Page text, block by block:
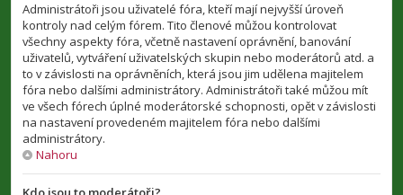
Administrátoři jsou uživatelé fóra, kteří mají nejvyšší úroveň
kontroly nad celým fórem. Tito členové můžou kontrolovat
všechny aspekty fóra, včetně nastavení oprávnění, banování
uživatelů, vytváření uživatelských skupin nebo moderátorů atd. a
to v závislosti na oprávněních, která jsou jim udělena majitelem
fóra nebo dalšími administrátory. Administrátoři také můžou mít
ve všech fórech úplné moderátorské schopnosti, opět v závislosti
na nastavení provedeném majitelem fóra nebo dalšími
administrátory.
Nahoru